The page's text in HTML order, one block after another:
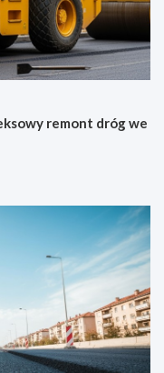
remont dróg we